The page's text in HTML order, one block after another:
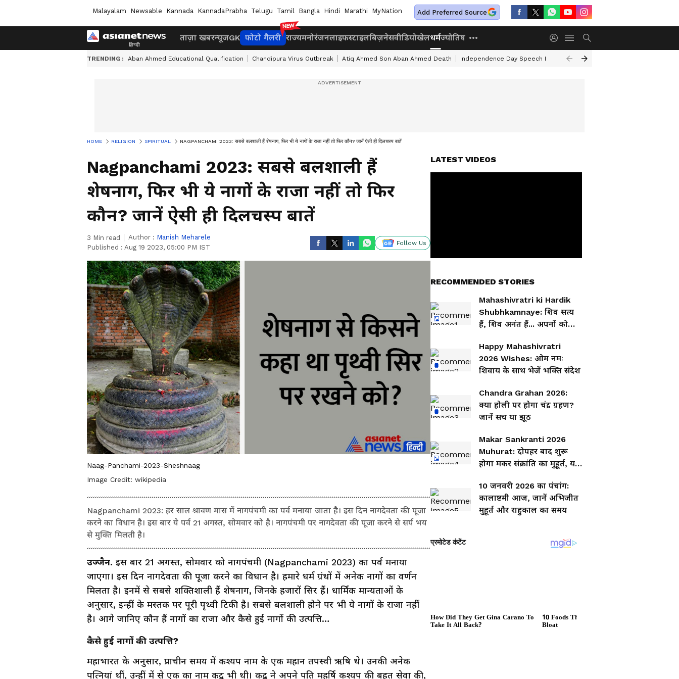
Malayalam Newsable Kannada KannadaPrabha Telugu Tamil Bangla Hindi Marathi MyNation Add Preferred Source
ताज़ा खबरन्यूजGK फोटो गैलरी राज्यमनोरंजनलाइफस्टाइलबिज़नेसवीडियोखेलधर्मज्योतिष
TRENDING : Aban Ahmed Educational Qualification Chandipura Virus Outbreak Atiq Ahmed Son Aban Ahmed Death Independence Day Speech In Hindi Mafia Atiq Ahmed Family
HOME RELIGION SPIRITUAL NAGPANCHAMI 2023: सबसे बलशाली हैं शेषनाग, फिर भी ये नागों के राजा नहीं तो फिर कौन? जानें ऐसी ही दिलचस्प बातें
Nagpanchami 2023: सबसे बलशाली हैं
शेषनाग, फिर भी ये नागों के राजा नहीं तो फिर
कौन? जानें ऐसी ही दिलचस्प बातें
3 Min read Author : Manish Meharele
Published : Aug 19 2023, 05:00 PM IST
Follow Us
Naag-Panchami-2023-Sheshnaag
Image Credit: wikipedia
Nagpanchami 2023: हर साल श्रावण मास में नागपंचमी का पर्व मनाया जाता है। इस दिन नागदेवता की पूजा
करने का विधान है। इस बार ये पर्व 21 अगस्त, सोमवार को है। नागपंचमी पर नागदेवता की पूजा करने से सर्प भय
से मुक्ति मिलती है।
उज्जैन. इस बार 21 अगस्त, सोमवार को नागपंचमी (Nagpanchami 2023) का पर्व मनाया
जाएगा। इस दिन नागदेवता की पूजा करने का विधान है। हमारे धर्म ग्रंथों में अनेक नागों का वर्णन
मिलता है। इनमें से सबसे शक्तिशाली हैं शेषनाग, जिनके हजारों सिर हैं। धार्मिक मान्यताओं के
अनुसार, इन्हीं के मस्तक पर पूरी पृथ्वी टिकी है। सबसे बलशाली होने पर भी ये नागों के राजा नहीं
है। आगे जानिए कौन हैं नागों का राजा और कैसे हुई नागों की उत्पत्ति…
कैसे हुई नागों की उत्पत्ति?
महाभारत के अनुसार, प्राचीन समय में कश्यप नाम के एक महान तपस्वी ऋषि थे। उनकी अनेक
पत्नियां थीं, उन्हीं में से एक का नाम कद्रू भी थी। कद्रू ने अपने पति महर्षि कश्यप की बहुत सेवा की,
LATEST VIDEOS
RECOMMENDED STORIES
Mahashivratri ki Hardik
Shubhkamnaye: शिव सत्य
हैं, शिव अनंत हैं... अपनों को
विशेज
Happy Mahashivratri
2026 Wishes: ओम नमः
शिवाय के साथ भेजें भक्ति संदेश
Chandra Grahan 2026:
क्या होली पर होगा चंद्र ग्रहण?
जानें सच या झूठ
Makar Sankranti 2026
Muhurat: दोपहर बाद शुरू
होगा मकर संक्रांति का मुहूर्त, यहां
10 जनवरी 2026 का पंचांग:
कालाष्टमी आज, जानें अभिजीत
मुहूर्त और राहुकाल का समय